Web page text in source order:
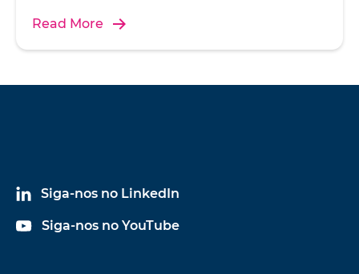
Read More
Siga-nos no LinkedIn
Siga-nos no YouTube